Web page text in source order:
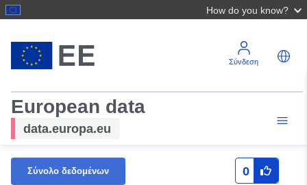
How do you know?
Σύνδεση
European data
data.europa.eu
Σύνολο δεδομένων 0